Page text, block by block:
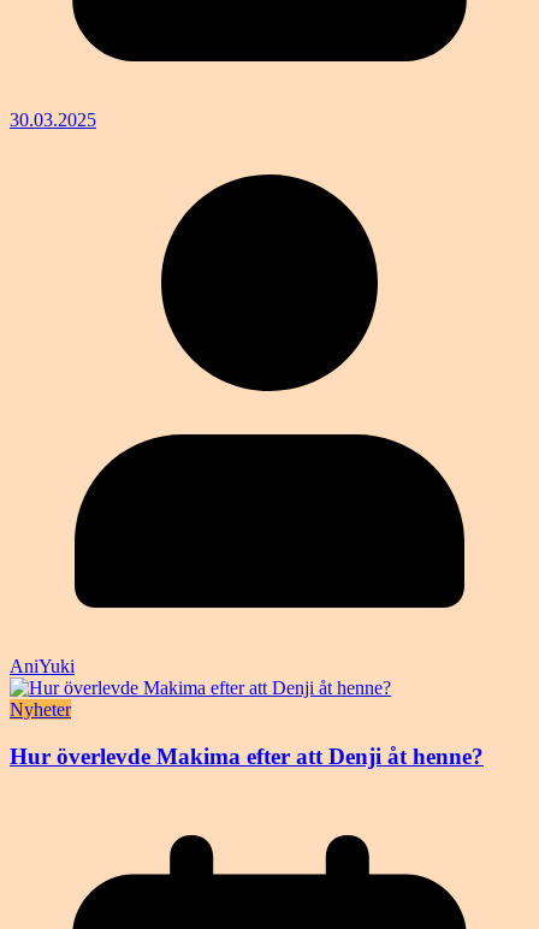
30.03.2025
AniYuki
Nyheter
Hur överlevde Makima efter att Denji åt henne?